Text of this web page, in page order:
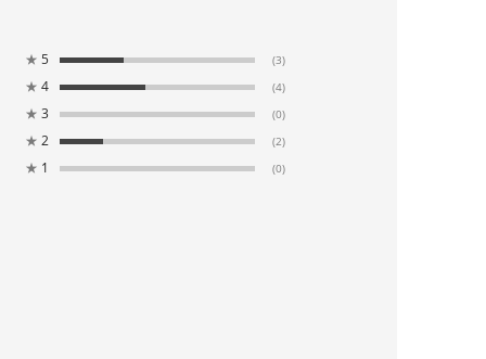
★ 5 (3)
★ 4 (4)
★ 3 (0)
★ 2 (2)
★ 1 (0)